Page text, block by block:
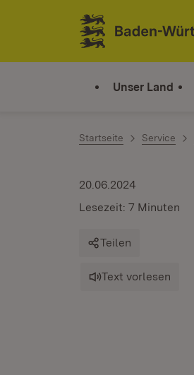
Zum Inhalt springen
Link zur Startseite
Unser Land
Startseite Service
20.06.2024
Lesezeit: 7 Minuten
Teilen
Text vorlesen